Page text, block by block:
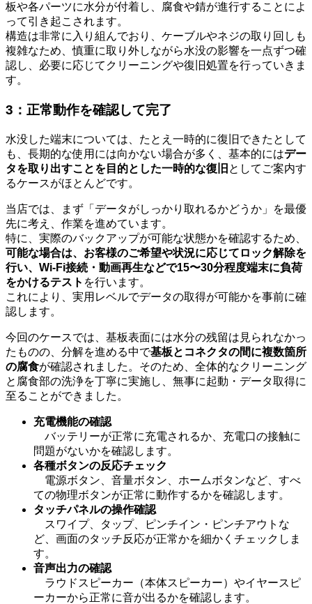
板や各パーツに水分が付着し、腐食や錆が進行することによ
って引き起こされます。
構造は非常に入り組んでおり、ケーブルやネジの取り回しも
複雑なため、慎重に取り外しながら水没の影響を一点ずつ確
認し、必要に応じてクリーニングや復旧処置を行っていきま
す。
3： 正常動作を確認して完了
水没した端末については、たとえ一時的に復旧できたとして
も、長期的な使用には向かない場合が多く、基本的にはデー
タを取り出すことを目的とした一時的な復旧 としてご案内す
るケースがほとんどです。
当店では、まず「データがしっかり取れるかどうか」を最優
先に考え、作業を進めています。
特に、実際のバックアップが可能な状態かを確認するため、
可能な場合は、お客様のご希望や状況に応じてロック解除を
行い、Wi-Fi接続・動画再生などで15〜30分程度端末に負荷
をかけるテスト を行います。
これにより、実用レベルでデータの取得が可能かを事前に確
認します。
今回のケースでは、基板表面には水分の残留は見られなかっ
たものの、分解を進める中で基板とコネクタの間に複数箇所
の腐食が確認されました。そのため、全体的なクリーニング
と腐食部の洗浄を丁寧に実施し、無事に起動・データ取得に
至ることができました。
充電機能の確認
バッテリーが正常に充電されるか、充電口の接触に
問題がないかを確認します。
各種ボタンの反応チェック
電源ボタン、音量ボタン、ホームボタンなど、すべ
ての物理ボタンが正常に動作するかを確認します。
タッチパネルの操作確認
スワイプ、タップ、ピンチイン・ピンチアウトな
ど、画面のタッチ反応が正常かを細かくチェックしま
す。
音声出力の確認
ラウドスピーカー（本体スピーカー）やイヤースピ
ーカーから正常に音が出るかを確認します。